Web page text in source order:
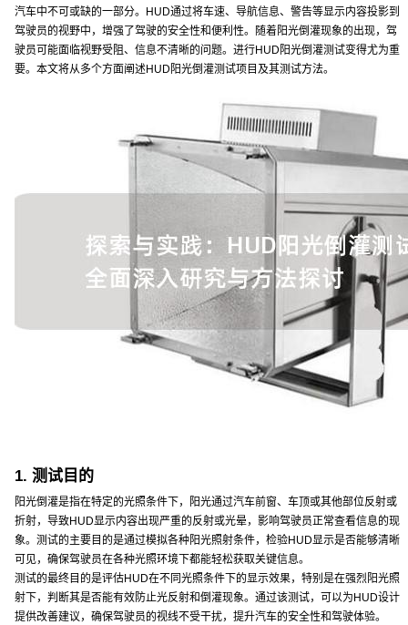
汽车中不可或缺的一部分。HUD通过将车速、导航信息、警告等显示内容投影到
驾驶员的视野中，增强了驾驶的安全性和便利性。随着阳光倒灌现象的出现，驾
驶员可能面临视野受阻、信息不清晰的问题。进行HUD阳光倒灌测试变得尤为重
要。本文将从多个方面阐述HUD阳光倒灌测试项目及其测试方法。
1. 测试目的
阳光倒灌是指在特定的光照条件下，阳光通过汽车前窗、车顶或其他部位反射或
折射，导致HUD显示内容出现严重的反射或光晕，影响驾驶员正常查看信息的现
象。测试的主要目的是通过模拟各种阳光照射条件，检验HUD显示是否能够清晰
可见，确保驾驶员在各种光照环境下都能轻松获取关键信息。
测试的最终目的是评估HUD在不同光照条件下的显示效果，特别是在强烈阳光照
射下，判断其是否能有效防止光反射和倒灌现象。通过该测试，可以为HUD设计
提供改善建议，确保驾驶员的视线不受干扰，提升汽车的安全性和驾驶体验。